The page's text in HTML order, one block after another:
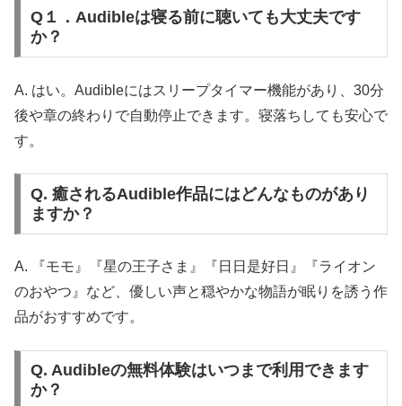
Q１．Audibleは寝る前に聴いても大丈夫です
か？
A. はい。Audibleにはスリープタイマー機能があり、30分
後や章の終わりで自動停止できます。寝落ちしても安心で
す。
Q. 癒されるAudible作品にはどんなものがあり
ますか？
A. 『モモ』『星の王子さま』『日日是好日』『ライオン
のおやつ』など、優しい声と穏やかな物語が眠りを誘う作
品がおすすめです。
Q. Audibleの無料体験はいつまで利用できます
か？